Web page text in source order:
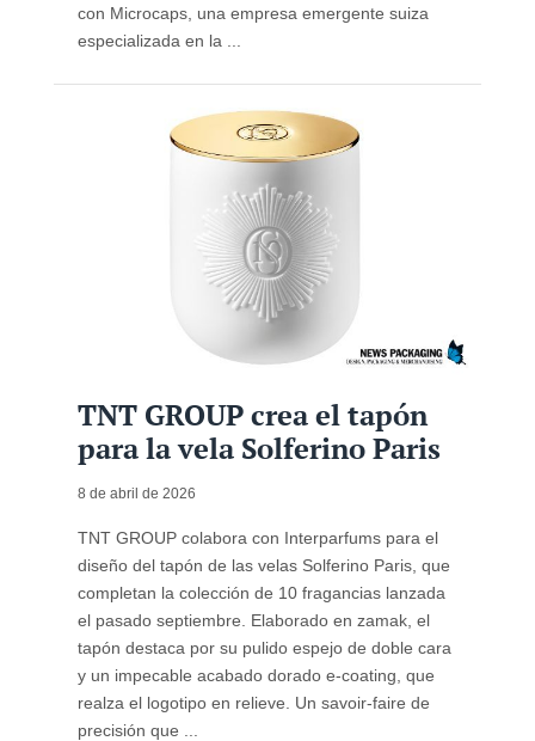
con Microcaps, una empresa emergente suiza
especializada en la ...
TNT GROUP crea el tapón
para la vela Solferino Paris
8 de abril de 2026
TNT GROUP colabora con Interparfums para el
diseño del tapón de las velas Solferino Paris, que
completan la colección de 10 fragancias lanzada
el pasado septiembre. Elaborado en zamak, el
tapón destaca por su pulido espejo de doble cara
y un impecable acabado dorado e-coating, que
realza el logotipo en relieve. Un savoir-faire de
precisión que ...